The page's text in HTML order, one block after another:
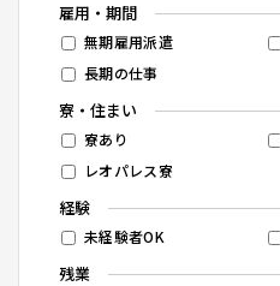
雇用・期間
無期雇用派遣
長期の仕事
寮・住まい
寮あり
レオパレス寮
経験
未経験者OK
残業